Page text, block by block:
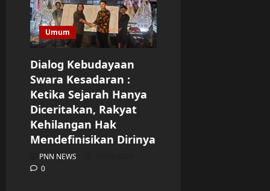
Umum
Dialog Kebudayaan
Swara Kesadaran :
Ketika Sejarah Hanya
Diceritakan, Rakyat
Kehilangan Hak
Mendefinisikan Dirinya
PNN NEWS
0